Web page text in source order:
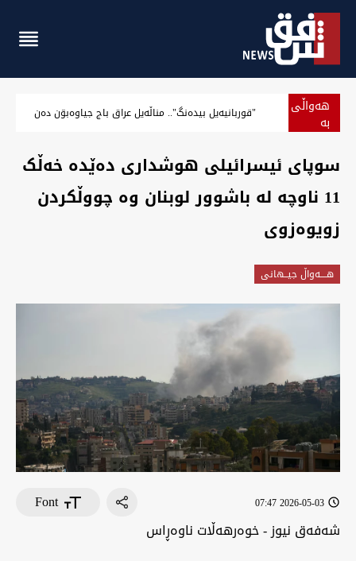
هەواڵی
بە "قوربانیەیل بيدەنگ".. مناڵەیل عراق باج جیاوەبۊن دەن
سوپای ئیسرائیلی هوشداری دەێدە خەڵک
11 ناوچە لە باشوور لوبنان وە چووڵکردن
زویوەزوی
هــــه‌واڵ جیــهانى
2026-05-03 07:47
Font
شەفەق نیوز - خوەرهەڵات ناوەڕاس